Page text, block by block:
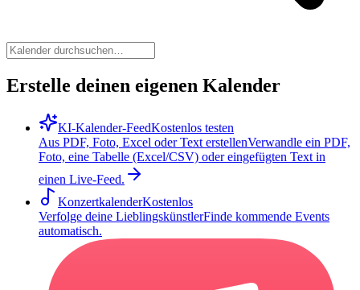
Erstelle deinen eigenen Kalender
KI-Kalender-FeedKostenlos testen
Aus PDF, Foto, Excel oder Text erstellenVerwandle ein PDF,
Foto, eine Tabelle (Excel/CSV) oder eingefügten Text in
einen Live-Feed.
KonzertkalenderKostenlos
Verfolge deine LieblingskünstlerFinde kommende Events
automatisch.